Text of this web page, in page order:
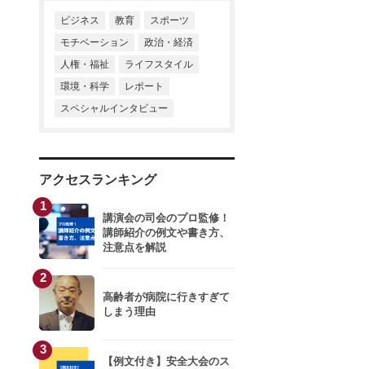
武田美保
小野浩二
榊原貴子
岡田晃
松野豊
谷田昭吾
榎本晋作
山本衣奈子
大谷由里子
小室淑恵
岩井結美子
春日美奈子
渡辺真由子
親野智可等
石川結貴
ビジネス 教育
スポーツ
モチベーション
政治・経済
人権・福祉
ライフスタイル
環境・科学
レポート
スペシャルインタビュー
アクセスランキング
1
講演会の司会のプロ監修！
講師紹介の例文や書き方、
注意点を解説
2
高齢者が病院に行きすぎて
しまう理由
3
【例文付き】安全大会のス